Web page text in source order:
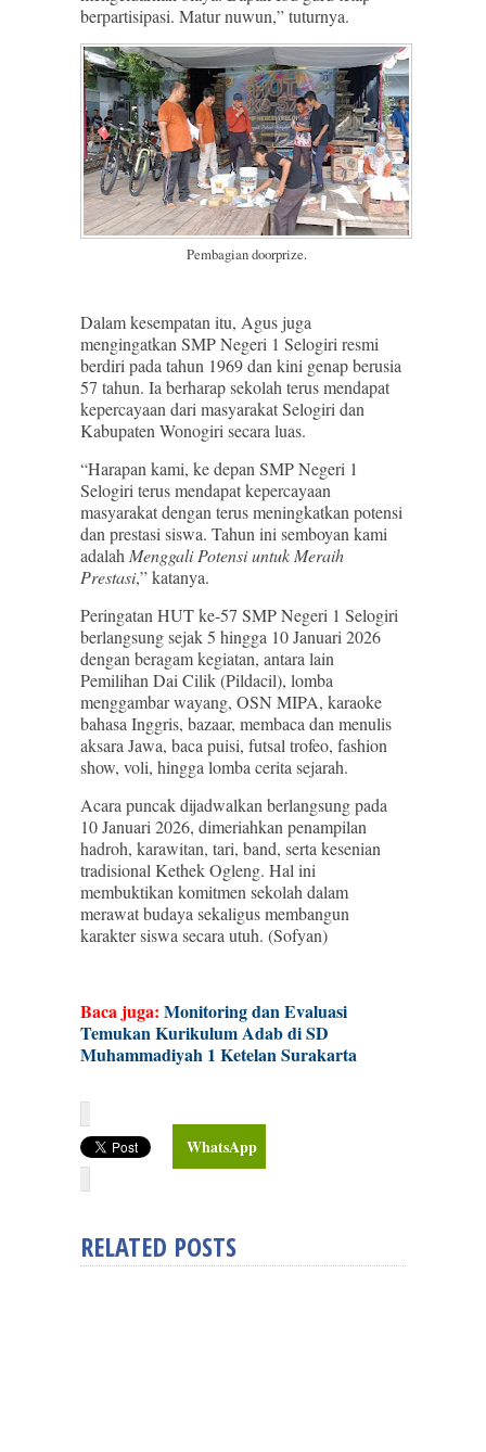
berpartisipasi. Matur nuwun,” tuturnya.
Pembagian doorprize.
Dalam kesempatan itu, Agus juga
mengingatkan SMP Negeri 1 Selogiri resmi
berdiri pada tahun 1969 dan kini genap berusia
57 tahun. Ia berharap sekolah terus mendapat
kepercayaan dari masyarakat Selogiri dan
Kabupaten Wonogiri secara luas.
“Harapan kami, ke depan SMP Negeri 1
Selogiri terus mendapat kepercayaan
masyarakat dengan terus meningkatkan potensi
dan prestasi siswa. Tahun ini semboyan kami
adalah Menggali Potensi untuk Meraih
Prestasi,” katanya.
Peringatan HUT ke-57 SMP Negeri 1 Selogiri
berlangsung sejak 5 hingga 10 Januari 2026
dengan beragam kegiatan, antara lain
Pemilihan Dai Cilik (Pildacil), lomba
menggambar wayang, OSN MIPA, karaoke
bahasa Inggris, bazaar, membaca dan menulis
aksara Jawa, baca puisi, futsal trofeo, fashion
show, voli, hingga lomba cerita sejarah.
Acara puncak dijadwalkan berlangsung pada
10 Januari 2026, dimeriahkan penampilan
hadroh, karawitan, tari, band, serta kesenian
tradisional Kethek Ogleng. Hal ini
membuktikan komitmen sekolah dalam
merawat budaya sekaligus membangun
karakter siswa secara utuh. (Sofyan)
Baca juga: Monitoring dan Evaluasi
Temukan Kurikulum Adab di SD
Muhammadiyah 1 Ketelan Surakarta
WhatsApp
RELATED POSTS